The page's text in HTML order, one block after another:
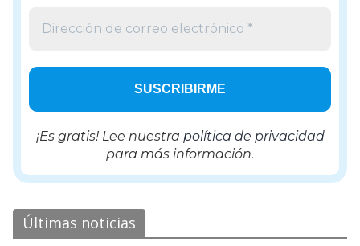
¡Es gratis! Lee nuestra política de privacidad
para más información.
Últimas noticias